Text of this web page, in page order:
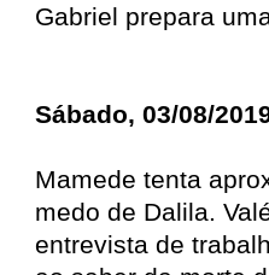
Gabriel prepara
Sábado, 03/08/
Mamede tenta
medo de Dalila.
entrevista de